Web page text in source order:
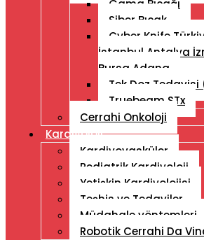
Gama Bıçağı
Siber Bıçak
Cyber ​​Knife
İstanbul Antalya
Bursa Adana
Tek Doz Tedavisi
Truebeam STx
Cerrahi Onkoloji
Kardiyoloji
Kardiyovasküler
Pediatrik Kardiyoloji
Yetişkin Kardiyolojisi
Teşhis ve Tedaviler
Müdahale yöntemleri
Robotik Cerrahi Da